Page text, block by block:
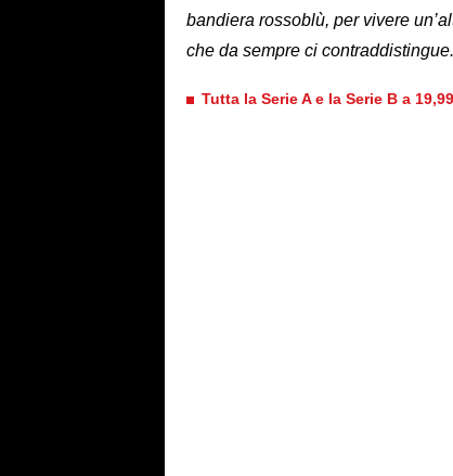
bandiera rossoblù, per vivere
che da sempre ci
Tutta la Serie A e la Serie B a